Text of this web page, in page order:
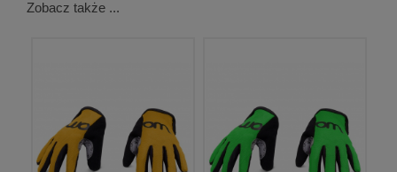
Zobacz także ...